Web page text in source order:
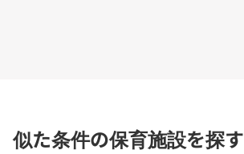
似た条件の保育施設を探す